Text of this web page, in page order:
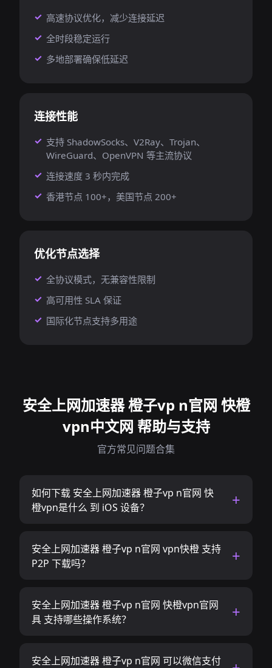
高速协议优化，减少连接延迟
全时段稳定运行
多地部署确保低延迟
连接性能
支持 ShadowSocks、V2Ray、Trojan、
WireGuard、OpenVPN 等主流协议
连接速度 3 秒内完成
香港节点 100+，美国节点 200+
优化节点选择
全协议模式，无兼容性限制
高可用性 SLA 保证
国际化节点支持多用途
安全上网加速器 橙子vp n官网 快橙
vpn中文网 帮助与支持
官方常见问题合集
如何下载 安全上网加速器 橙子vp n官网 快
橙vpn是什么 到 iOS 设备？
安全上网加速器 橙子vp n官网 vpn快橙 支持
P2P 下载吗？
安全上网加速器 橙子vp n官网 快橙vpn官网
具 支持哪些操作系统？
安全上网加速器 橙子vp n官网 可以微信支付